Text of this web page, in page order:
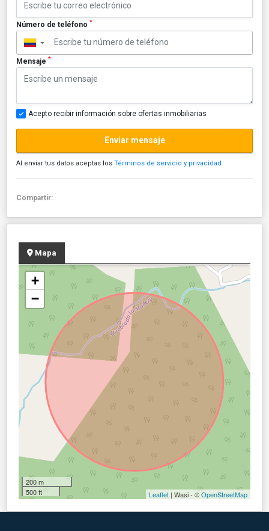
Número de teléfono *
▼
Mensaje *
Acepto recibir información sobre ofertas inmobiliarias
Enviar mensaje
Al enviar tus datos aceptas los Términos de servicio y privacidad
Compartir:
Mapa
+
−
200 m
500 ft
Leaflet | Wasi - ©OpenStreetMap